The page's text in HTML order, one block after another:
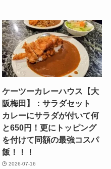
ケーツーカレーハウス【大
阪梅田】：サラダセット
カレーにサラダが付いて何
と650円！更にトッピング
を付けて同額の最強コスパ
飯！！！
2026-07-16